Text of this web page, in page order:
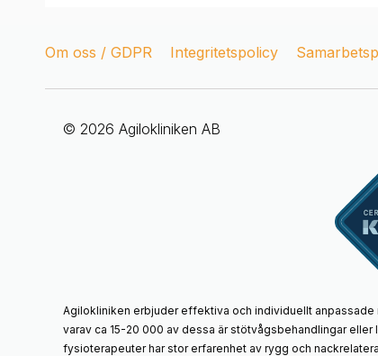
Om oss / GDPR Integritetspolicy
© 2026 Agilokliniken AB
Agilokliniken erbjuder effektiva och individuellt
varav ca 15-20 000 av dessa är stötvågsbehandlingar
fysioterapeuter har stor erfarenhet av rygg och